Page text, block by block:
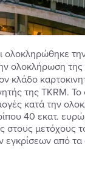
ολοκληρώθηκε
ολοκλήρωση
κλάδο
της TKRM. Το
κατά την
40 εκατ.
μετόχους
από τα